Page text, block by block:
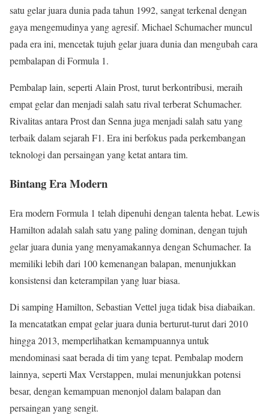
satu gelar juara dunia pada tahun 1992, sangat terkenal dengan
gaya mengemudinya yang agresif. Michael Schumacher muncul
pada era ini, mencetak tujuh gelar juara dunia dan mengubah cara
pembalapan di Formula 1.
Pembalap lain, seperti Alain Prost, turut berkontribusi, meraih
empat gelar dan menjadi salah satu rival terberat Schumacher.
Rivalitas antara Prost dan Senna juga menjadi salah satu yang
terbaik dalam sejarah F1. Era ini berfokus pada perkembangan
teknologi dan persaingan yang ketat antara tim.
Bintang Era Modern
Era modern Formula 1 telah dipenuhi dengan talenta hebat. Lewis
Hamilton adalah salah satu yang paling dominan, dengan tujuh
gelar juara dunia yang menyamakannya dengan Schumacher. Ia
memiliki lebih dari 100 kemenangan balapan, menunjukkan
konsistensi dan keterampilan yang luar biasa.
Di samping Hamilton, Sebastian Vettel juga tidak bisa diabaikan.
Ia mencatatkan empat gelar juara dunia berturut-turut dari 2010
hingga 2013, memperlihatkan kemampuannya untuk
mendominasi saat berada di tim yang tepat. Pembalap modern
lainnya, seperti Max Verstappen, mulai menunjukkan potensi
besar, dengan kemampuan menonjol dalam balapan dan
persaingan yang sengit.